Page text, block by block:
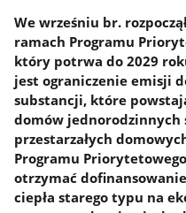
We wrześniu br.
ramach Programu
który potrwa do 2029
jest ograniczenie emisji
substancji, które
domów jednorodzinnych
przestarzałych
Programu
otrzymać
ciepła starego typu na